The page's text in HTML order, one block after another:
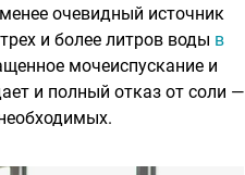
очевидный источник
и более литров воды в
мочеиспускание и
и полный отказ от соли —